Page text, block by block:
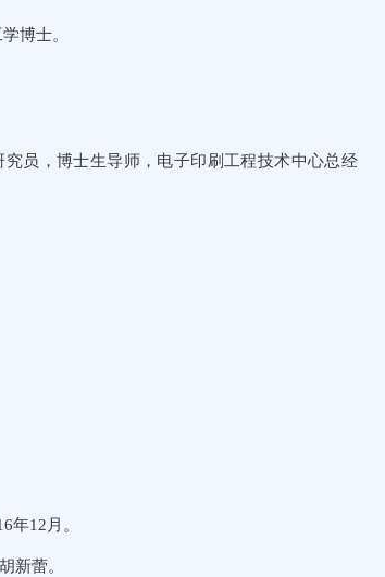
博士。
员，博士生导师，电子印刷工程技术中心总经
年12月。
新蕾。